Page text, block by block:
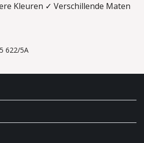
Kleuren ✓ Verschillende Maten
622/5A